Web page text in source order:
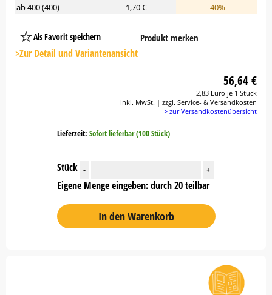
ab 400 (400)
1,70 € -40%
Als Favorit speichern
Platzhalter
Button
Produkt merken
>Zur Detail und Variantenansicht
56,64 €
2,83 Euro je 1 Stück
inkl. MwSt. | zzgl. Service- & Versandkosten
> zur Versandkostenübersicht
Lieferzeit: Sofort lieferbar (100 Stück)
Stück - +
Eigene Menge eingeben: durch 20 teilbar
In den Warenkorb